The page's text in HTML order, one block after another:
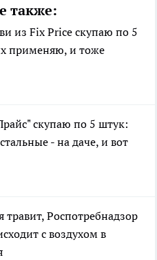
также:
из Fix Price скупаю по 5
применяю, и тоже
скупаю по 5 штук:
- на даче, и вот
травит, Роспотребнадзор
с воздухом в